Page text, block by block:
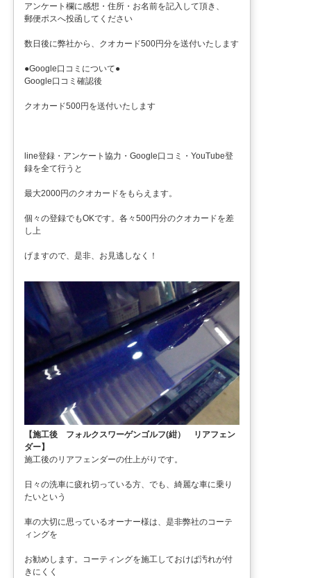
アンケート欄に感想・住所・お名前を記入して頂き、
郵便ポスへ投函してください
数日後に弊社から、クオカード500円分を送付いたします
●Google口コミについて●
Google口コミ確認後
クオカード500円を送付いたします
line登録・アンケート協力・Google口コミ・YouTube登
録を全て行うと
最大2000円のクオカードをもらえます。
個々の登録でもOKです。各々500円分のクオカードを差
し上
げますので、是非、お見逃しなく！
【施工後 フォルクスワーゲンゴルフ(紺） リアフェン
ダー】
施工後のリアフェンダーの仕上がりです。
日々の洗車に疲れ切っている方、でも、綺麗な車に乗り
たいという
車の大切に思っているオーナー様は、是非弊社のコーテ
ィングを
お勧めします。コーティングを施工しておけば汚れが付
きにくく